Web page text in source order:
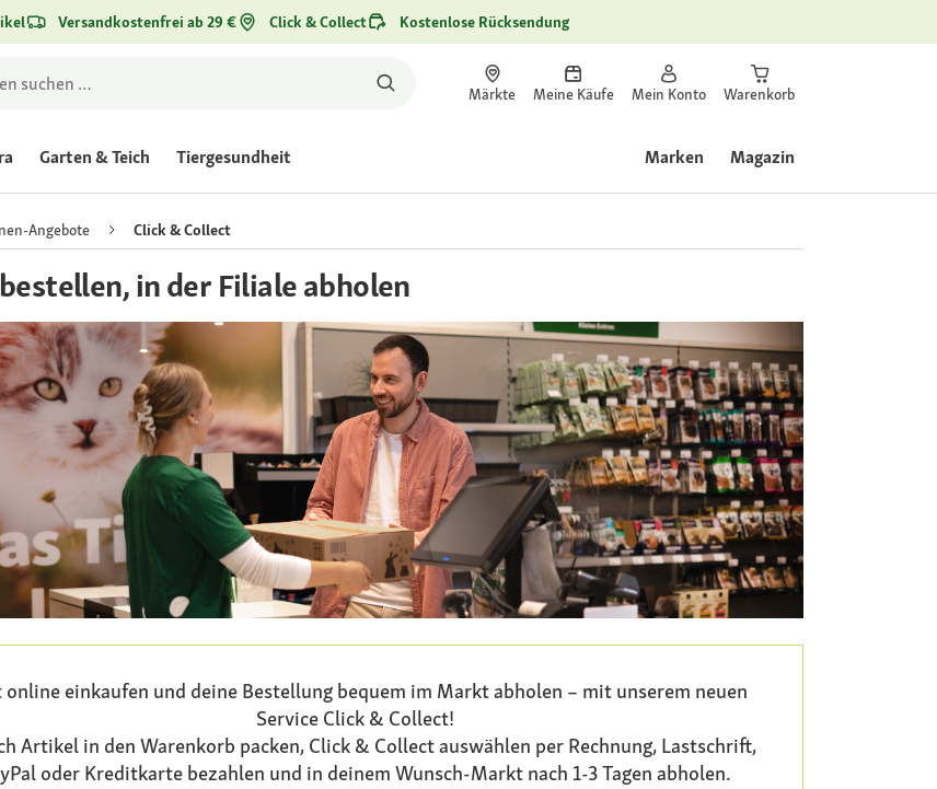
Versandkostenfrei ab 29 € Click & Collect Kostenlose Rücksendung
Märkte Meine Käufe Mein Konto Warenkorb
Garten & Teich Tiergesundheit Marken Magazin
Angebote Click & Collect
in der Filiale abholen
online einkaufen und deine Bestellung bequem im Markt abholen – mit unserem neuen
Service Click & Collect!
Artikel in den Warenkorb packen, Click & Collect auswählen per Rechnung, Lastschrift,
oder Kreditkarte bezahlen und in deinem Wunsch-Markt nach 1-3 Tagen abholen.